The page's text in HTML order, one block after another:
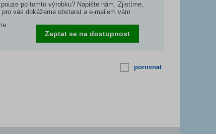
po tomto výrobku? Napište nám. Zjistíme,
pro vás dokážeme obstarat a e-mailem vám
Zeptat se na dostupnost
porovnat